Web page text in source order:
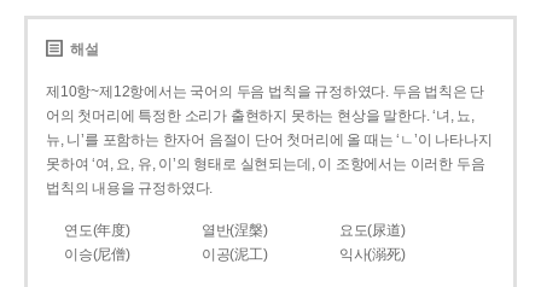
해설
제10항~제12항에서는 국어의 두음 법칙을 규정하였다. 두음 법칙은 단
어의 첫머리에 특정한 소리가 출현하지 못하는 현상을 말한다. ‘녀, 뇨,
뉴, 니’를 포함하는 한자어 음절이 단어 첫머리에 올 때는 ‘ㄴ’이 나타나지
못하여 ‘여, 요, 유, 이’의 형태로 실현되는데, 이 조항에서는 이러한 두음
법칙의 내용을 규정하였다.
연도(年度) 열반(涅槃)
요도(尿道)
이승(尼僧)
이공(泥工) 익사(溺死)